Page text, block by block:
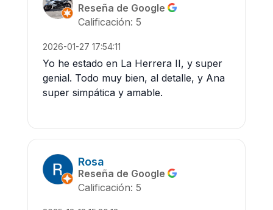
Reseña de Google
Calificación: 5
2026-01-27 17:54:11
Yo he estado en La Herrera II, y super
genial. Todo muy bien, al detalle, y Ana
super simpática y amable.
Rosa
Reseña de Google
Calificación: 5